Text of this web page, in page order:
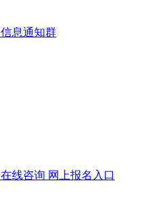
信息通知群
在线咨询 网上报名入口